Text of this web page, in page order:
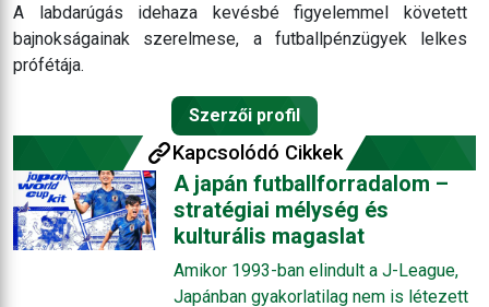
A labdarúgás idehaza kevésbé figyelemmel követett
bajnokságainak szerelmese, a futballpénzügyek lelkes
prófétája.
Szerzői profil
Kapcsolódó Cikkek
A japán futballforradalom –
stratégiai mélység és
kulturális magaslat
Amikor 1993-ban elindult a J-League,
Japánban gyakorlatilag nem is létezett